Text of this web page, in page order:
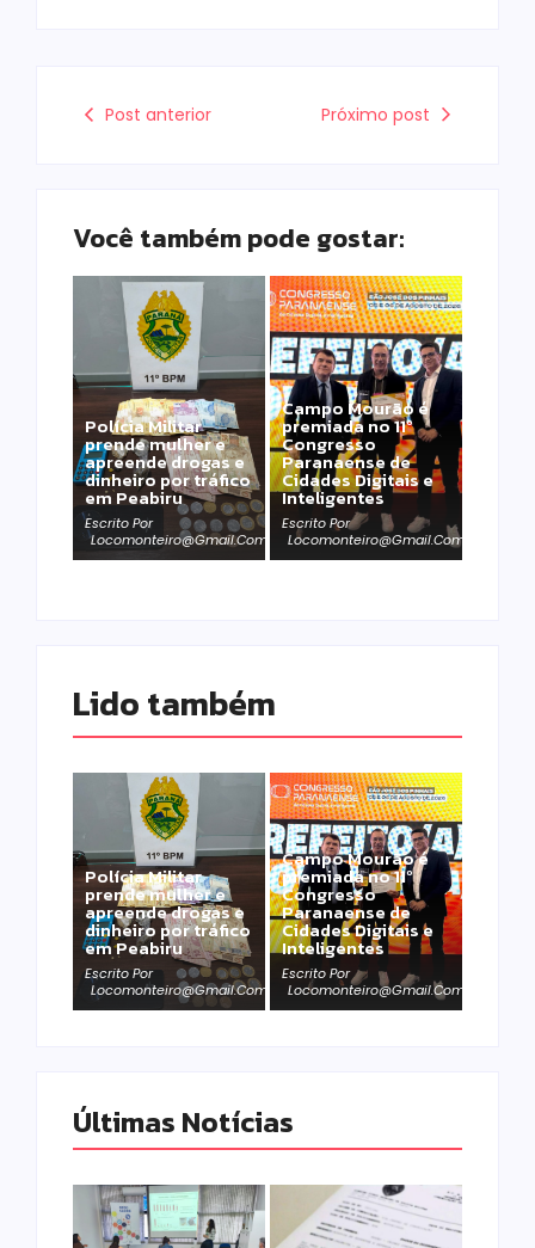
Post anterior Próximo post
Você também pode gostar:
Polícia Militar
prende mulher e
apreende drogas e
dinheiro por tráfico
em Peabiru
Escrito Por
Locomonteiro@gmail.com
Campo Mourão é
premiada no 11º
Congresso
Paranaense de
Cidades Digitais e
Inteligentes
Escrito Por
Locomonteiro@gmail.com
Lido também
Polícia Militar
prende mulher e
apreende drogas e
dinheiro por tráfico
em Peabiru
Escrito Por
Locomonteiro@gmail.com
Campo Mourão é
premiada no 11º
Congresso
Paranaense de
Cidades Digitais e
Inteligentes
Escrito Por
Locomonteiro@gmail.com
Últimas Notícias